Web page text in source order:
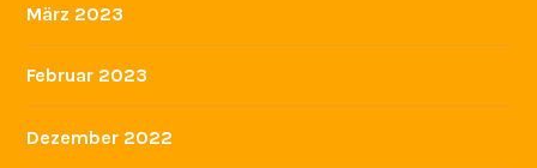
März 2023
Februar 2023
Dezember 2022